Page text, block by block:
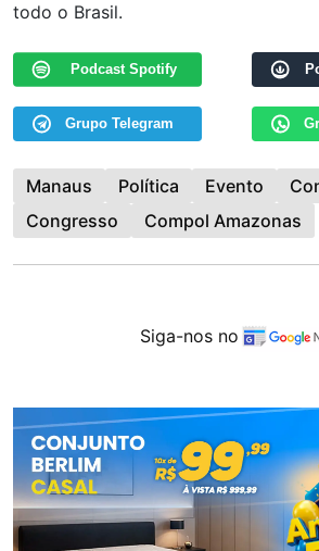
todo o Brasil.
Podcast Spotify
Grupo Telegram
Manaus Política Evento
Congresso
Compol Amazonas
Siga-nos no